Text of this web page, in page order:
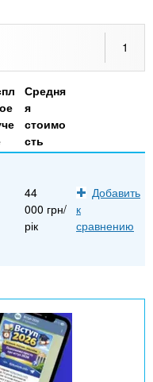
1
Средня
я
стоимо
сть
44
000 грн/
рік
Добавить
к
сравнению